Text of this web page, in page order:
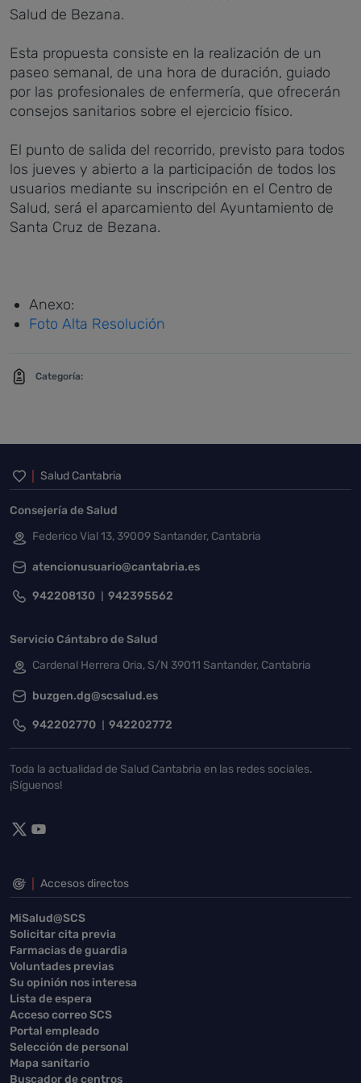
Salud de Bezana.
Esta propuesta consiste en la realización de un
paseo semanal, de una hora de duración, guiado
por las profesionales de enfermería, que ofrecerán
consejos sanitarios sobre el ejercicio físico.
El punto de salida del recorrido, previsto para todos
los jueves y abierto a la participación de todos los
usuarios mediante su inscripción en el Centro de
Salud, será el aparcamiento del Ayuntamiento de
Santa Cruz de Bezana.
Anexo:
Foto Alta Resolución
Categoría:
Inicio del pie de página
Salud Cantabria
Consejería de Salud
Federico Vial 13, 39009 Santander, Cantabria
atencionusuario@cantabria.es
942208130 942395562
Servicio Cántabro de Salud
Cardenal Herrera Oria, S/N 39011 Santander, Cantabria
buzgen.dg@scsalud.es
942202770 942202772
Toda la actualidad de Salud Cantabria en las redes sociales.
¡Síguenos!
Accesos directos
MiSalud@SCS
Solicitar cita previa
Farmacias de guardia
Voluntades previas
Su opinión nos interesa
Lista de espera
Acceso correo SCS
Portal empleado
Selección de personal
Mapa sanitario
Buscador de centros